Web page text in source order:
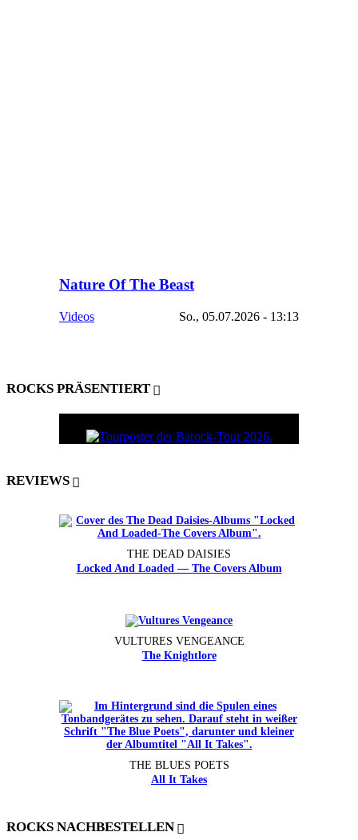
Nature Of The Beast
Videos So., 05.07.2026 - 13:13
ROCKS PRÄSENTIERT
REVIEWS
THE DEAD DAISIES
Locked And Loaded — The Covers Album
VULTURES VENGEANCE
The Knightlore
THE BLUES POETS
All It Takes
ROCKS NACHBESTELLEN